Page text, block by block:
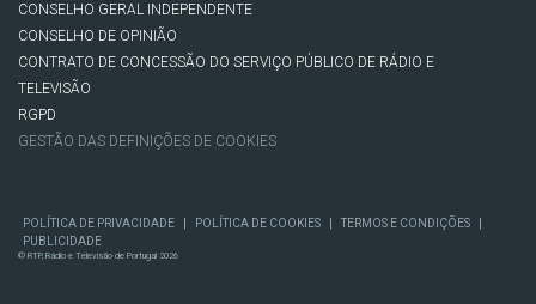
CONSELHO GERAL INDEPENDENTE
CONSELHO DE OPINIÃO
CONTRATO DE CONCESSÃO DO SERVIÇO PÚBLICO DE RÁDIO E
TELEVISÃO
RGPD
GESTÃO DAS DEFINIÇÕES DE COOKIES
POLÍTICA DE PRIVACIDADE POLÍTICA DE COOKIES TERMOS E CONDIÇÕES
PUBLICIDADE
© RTP, Rádio e Televisão de Portugal 2026